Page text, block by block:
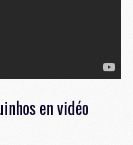
en vidéo